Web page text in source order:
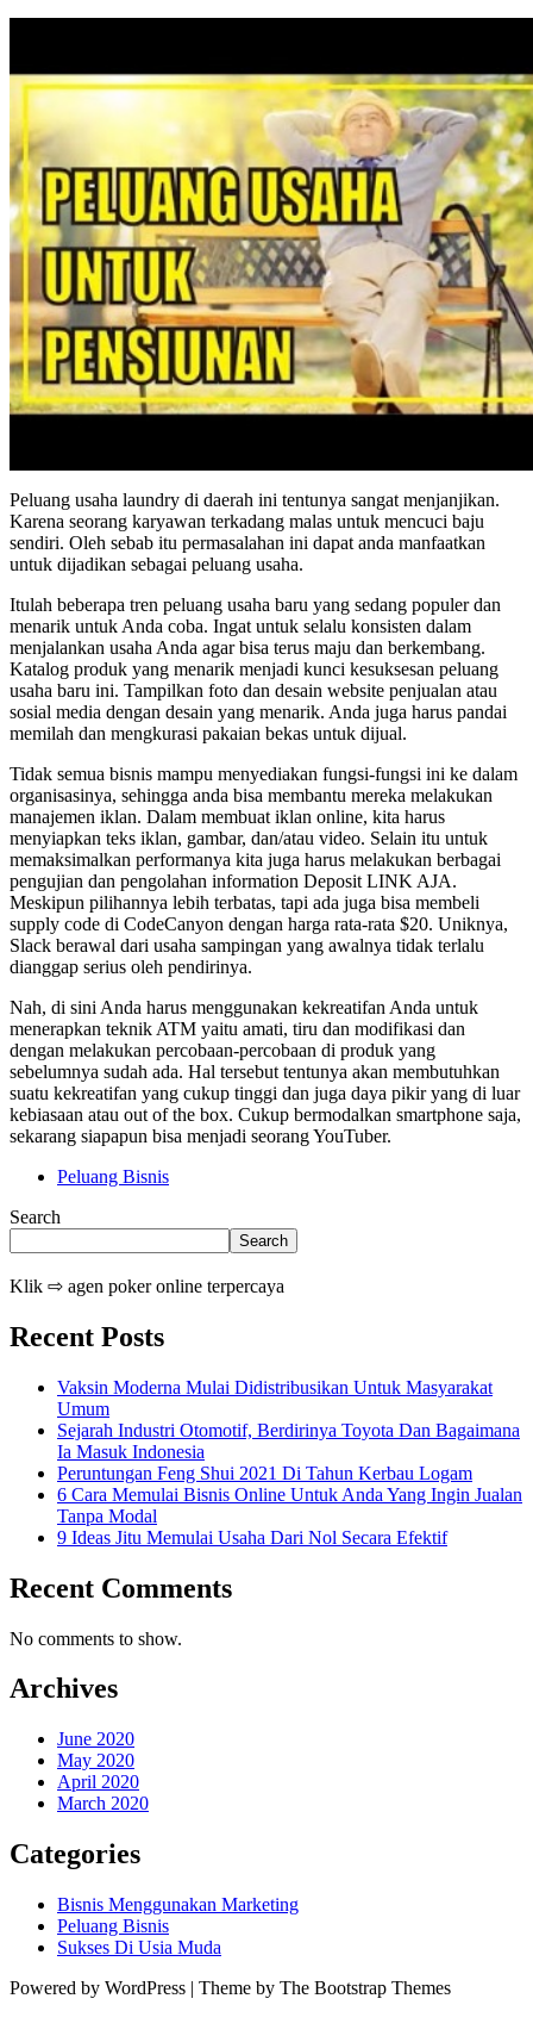
Peluang usaha laundry di daerah ini tentunya sangat menjanjikan.
Karena seorang karyawan terkadang malas untuk mencuci baju
sendiri. Oleh sebab itu permasalahan ini dapat anda manfaatkan
untuk dijadikan sebagai peluang usaha.
Itulah beberapa tren peluang usaha baru yang sedang populer dan
menarik untuk Anda coba. Ingat untuk selalu konsisten dalam
menjalankan usaha Anda agar bisa terus maju dan berkembang.
Katalog produk yang menarik menjadi kunci kesuksesan peluang
usaha baru ini. Tampilkan foto dan desain website penjualan atau
sosial media dengan desain yang menarik. Anda juga harus pandai
memilah dan mengkurasi pakaian bekas untuk dijual.
Tidak semua bisnis mampu menyediakan fungsi-fungsi ini ke dalam
organisasinya, sehingga anda bisa membantu mereka melakukan
manajemen iklan. Dalam membuat iklan online, kita harus
menyiapkan teks iklan, gambar, dan/atau video. Selain itu untuk
memaksimalkan performanya kita juga harus melakukan berbagai
pengujian dan pengolahan information Deposit LINK AJA.
Meskipun pilihannya lebih terbatas, tapi ada juga bisa membeli
supply code di CodeCanyon dengan harga rata-rata $20. Uniknya,
Slack berawal dari usaha sampingan yang awalnya tidak terlalu
dianggap serius oleh pendirinya.
Nah, di sini Anda harus menggunakan kekreatifan Anda untuk
menerapkan teknik ATM yaitu amati, tiru dan modifikasi dan
dengan melakukan percobaan-percobaan di produk yang
sebelumnya sudah ada. Hal tersebut tentunya akan membutuhkan
suatu kekreatifan yang cukup tinggi dan juga daya pikir yang di luar
kebiasaan atau out of the box. Cukup bermodalkan smartphone saja,
sekarang siapapun bisa menjadi seorang YouTuber.
Peluang Bisnis
Search
Search
Klik ⇨ agen poker online terpercaya
Recent Posts
Vaksin Moderna Mulai Didistribusikan Untuk Masyarakat
Umum
Sejarah Industri Otomotif, Berdirinya Toyota Dan Bagaimana
Ia Masuk Indonesia
Peruntungan Feng Shui 2021 Di Tahun Kerbau Logam
6 Cara Memulai Bisnis Online Untuk Anda Yang Ingin Jualan
Tanpa Modal
9 Ideas Jitu Memulai Usaha Dari Nol Secara Efektif
Recent Comments
No comments to show.
Archives
June 2020
May 2020
April 2020
March 2020
Categories
Bisnis Menggunakan Marketing
Peluang Bisnis
Sukses Di Usia Muda
Powered by WordPress | Theme by The Bootstrap Themes